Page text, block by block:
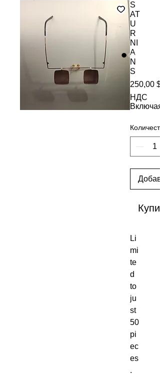
S
AT
U
R
NI
A
N
S
250,00 $
НДС
Включая
Li
mi
te
d
to
ju
st
50
pi
ec
es
.